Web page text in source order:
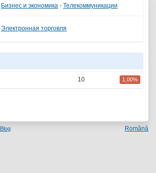
Бизнес и экономика - Телекоммуникации
Электронная торговля
10 1,00%
Blog
Română